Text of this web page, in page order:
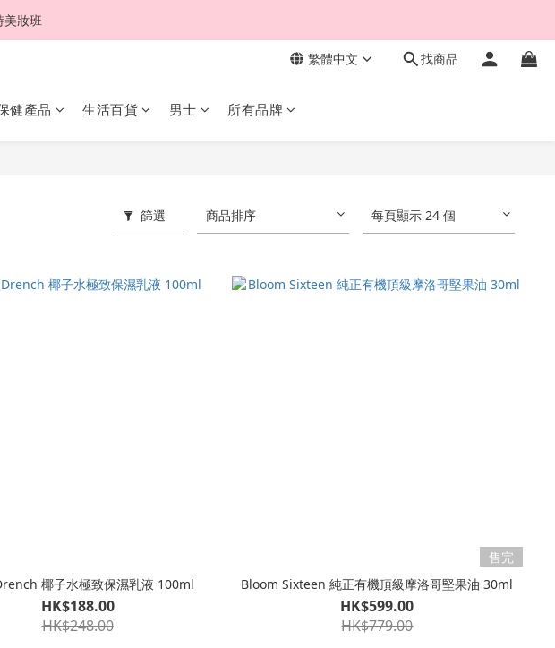
美妝班
繁體中文 找商品
健產品 生活百貨 男士 所有品牌
篩選 商品排序 每頁顯示 24 個
椰子水極致保濕乳液 100ml
HK$188.00
HK$248.00
售完
Bloom Sixteen 純正有機頂級摩洛哥堅果油 30ml
HK$599.00
HK$779.00